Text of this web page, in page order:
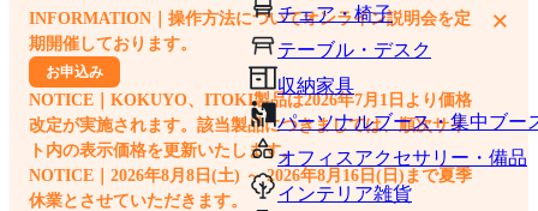
チェア・椅子
テーブル・デスク
収納家具
パーソナルブース・集中ブー
オフィスアクセサリー・備品
インテリア雑貨
他のサイトで見つけた商品ページのURLを貼り付けて、カートに追加できます
INFORMATION｜操作方法についてオンライン説明会を定
期開催しております。
お申込み
NOTICE｜KOKUYO、ITOKI製品は2026年7月1日より価格
改定が実施されます。該当製品につきましては、順次サイ
ト内の表示価格を更新いたします。
NOTICE｜2026年8月8日(土) ～ 2026年8月16日(日)まで夏季
休業とさせていただきます。
×